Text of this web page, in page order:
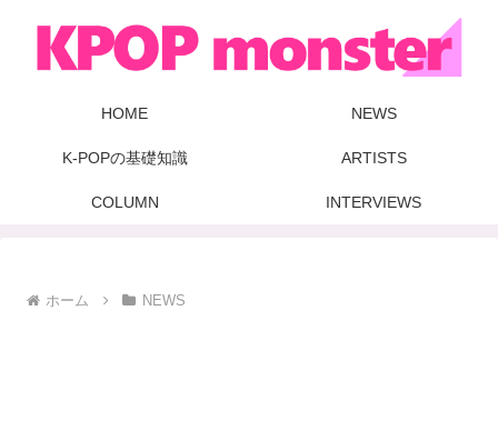
HOME NEWS
K-POPの基礎知識 ARTISTS
COLUMN INTERVIEWS
ホーム NEWS